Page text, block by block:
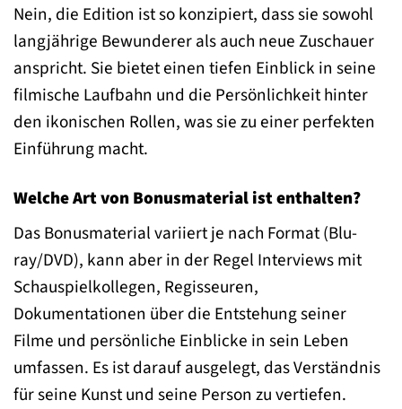
Nein, die Edition ist so konzipiert, dass sie sowohl
langjährige Bewunderer als auch neue Zuschauer
anspricht. Sie bietet einen tiefen Einblick in seine
filmische Laufbahn und die Persönlichkeit hinter
den ikonischen Rollen, was sie zu einer perfekten
Einführung macht.
Welche Art von Bonusmaterial ist enthalten?
Das Bonusmaterial variiert je nach Format (Blu-
ray/DVD), kann aber in der Regel Interviews mit
Schauspielkollegen, Regisseuren,
Dokumentationen über die Entstehung seiner
Filme und persönliche Einblicke in sein Leben
umfassen. Es ist darauf ausgelegt, das Verständnis
für seine Kunst und seine Person zu vertiefen.